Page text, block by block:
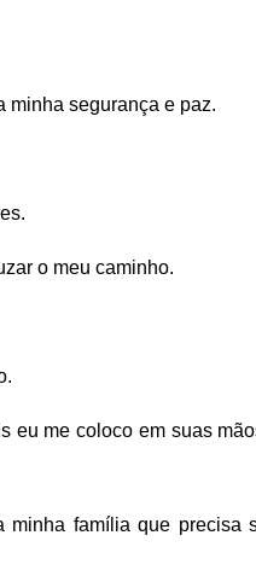
minha segurança e paz.
o meu caminho.
eu me coloco em suas
família que precisa